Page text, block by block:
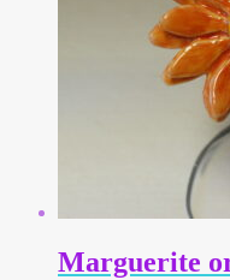
Marguerite